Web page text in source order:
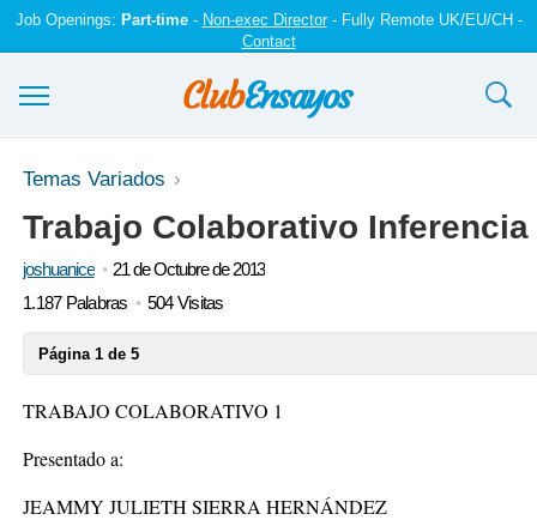
Job Openings: Part-time- Non-exec Director- Fully Remote UK/EU/CH -
Contact
Ensayos y trabajos
Registrarse
Iniciar sesión
Temas Variados
Trabajo Colaborativo Inferencia
joshuanice
21 de Octubre de 2013
1.187 Palabras
504 Visitas
Página 1 de 5
TRABAJO COLABORATIVO 1
Presentado a:
JEAMMY JULIETH SIERRA HERNÁNDEZ